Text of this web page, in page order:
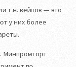
т.н. вейпов — это
у них более
Минпромторг